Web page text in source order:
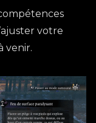
votre
venir.